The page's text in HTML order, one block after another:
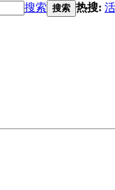
搜索 搜索 热搜: